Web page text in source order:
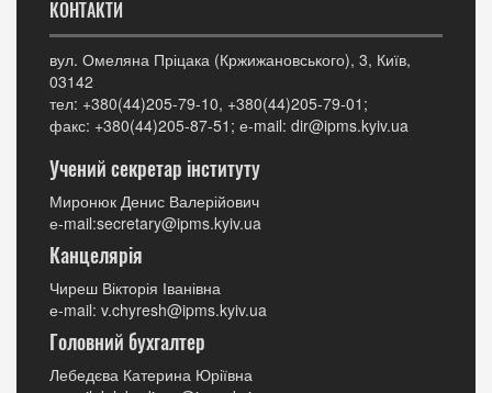
КОНТАКТИ
вул. Омеляна Пріцака (Кржижановського), 3, Київ,
03142
тел: +380(44)205-79-10, +380(44)205-79-01;
факс: +380(44)205-87-51; е-mail: dir@ipms.kyiv.ua
Учений секретар інституту
Миронюк Денис Валерійович
е-mail:secretary@ipms.kyiv.ua
Канцелярія
Чиреш Вікторія Іванівна
е-mail: v.chyresh@ipms.kyiv.ua
Головний бухгалтер
Лебедєва Катерина Юріївна